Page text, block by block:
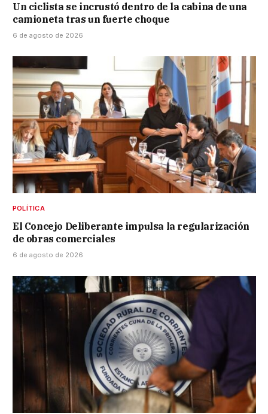
Un ciclista se incrustó dentro de la cabina de una
camioneta tras un fuerte choque
6 de agosto de 2026
POLÍTICA
El Concejo Deliberante impulsa la regularización
de obras comerciales
6 de agosto de 2026